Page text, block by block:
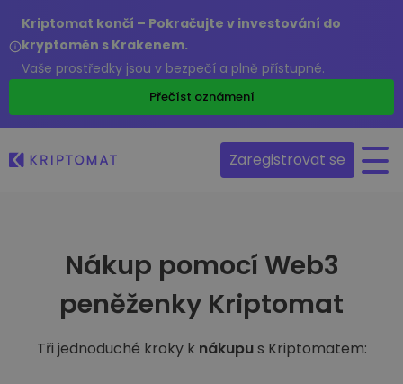
Kriptomat končí – Pokračujte v investování do
kryptoměn s Krakenem.
Vaše prostředky jsou v bezpečí a plně přístupné.
Přečíst oznámení
Zaregistrovat se
Nákup pomocí Web3
peněženky Kriptomat
Tři jednoduché kroky k nákupus Kriptomatem: